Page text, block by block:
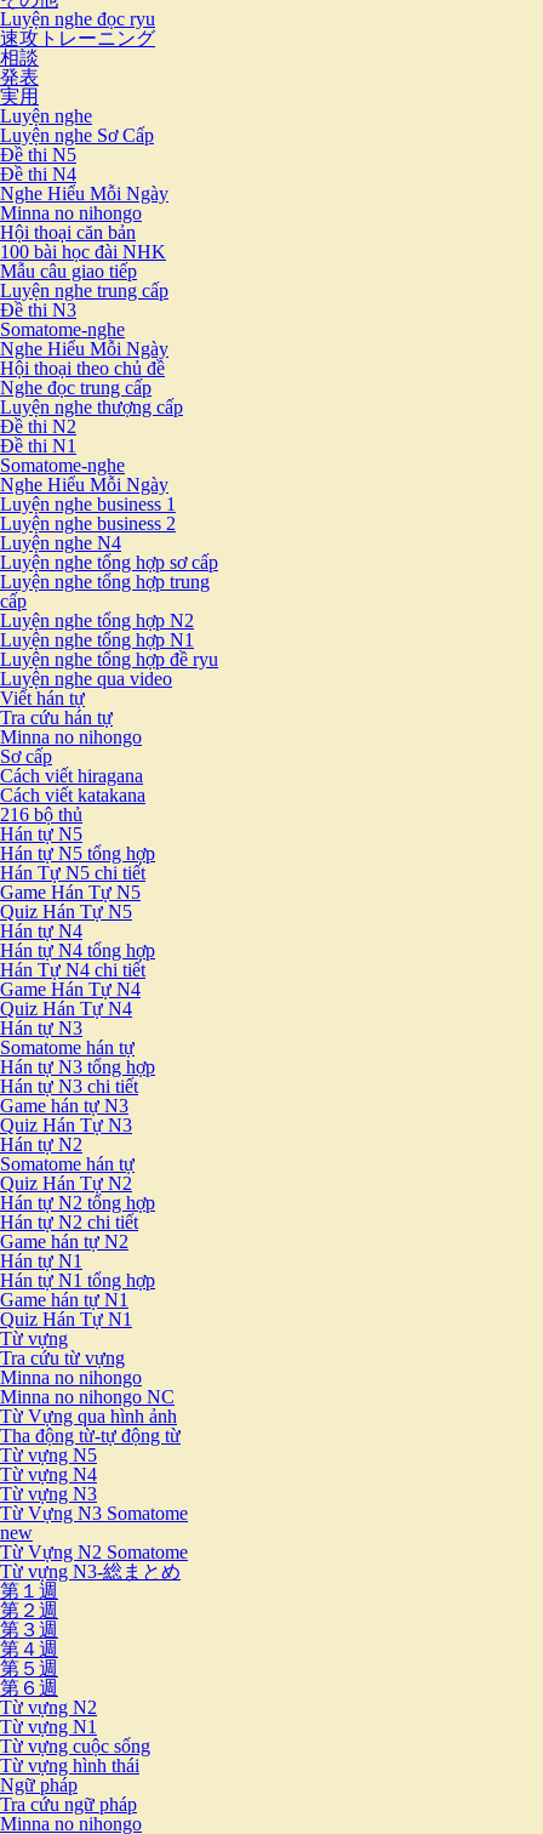
Luyện nghe đọc ryu
速攻トレーニング
相談
発表
実用
Luyện nghe
Luyện nghe Sơ Cấp
Đề thi N5
Đề thi N4
Nghe Hiểu Mỗi Ngày
Minna no nihongo
Hội thoại căn bản
100 bài học đài NHK
Mẫu câu giao tiếp
Luyện nghe trung cấp
Đề thi N3
Somatome-nghe
Nghe Hiểu Mỗi Ngày
Hội thoại theo chủ đề
Nghe đọc trung cấp
Luyện nghe thượng cấp
Đề thi N2
Đề thi N1
Somatome-nghe
Nghe Hiểu Mỗi Ngày
Luyện nghe business 1
Luyện nghe business 2
Luyện nghe N4
Luyện nghe tổng hợp sơ cấp
Luyện nghe tổng hợp trung
cấp
Luyện nghe tổng hợp N2
Luyện nghe tổng hợp N1
Luyện nghe tổng hợp đề ryu
Luyện nghe qua video
Viết hán tự
Tra cứu hán tự
Minna no nihongo
Sơ cấp
Cách viết hiragana
Cách viết katakana
216 bộ thủ
Hán tự N5
Hán tự N5 tổng hợp
Hán Tự N5 chi tiết
Game Hán Tự N5
Quiz Hán Tự N5
Hán tự N4
Hán tự N4 tổng hợp
Hán Tự N4 chi tiết
Game Hán Tự N4
Quiz Hán Tự N4
Hán tự N3
Somatome hán tự
Hán tự N3 tổng hợp
Hán tự N3 chi tiết
Game hán tự N3
Quiz Hán Tự N3
Hán tự N2
Somatome hán tự
Quiz Hán Tự N2
Hán tự N2 tổng hợp
Hán tự N2 chi tiết
Game hán tự N2
Hán tự N1
Hán tự N1 tổng hợp
Game hán tự N1
Quiz Hán Tự N1
Từ vựng
Tra cứu từ vựng
Minna no nihongo
Minna no nihongo NC
Từ Vựng qua hình ảnh
Tha động từ-tự động từ
Từ vựng N5
Từ vựng N4
Từ vựng N3
Từ Vựng N3 Somatome
new
Từ Vựng N2 Somatome
Từ vựng N3-総まとめ
第１週
第２週
第３週
第４週
第５週
第６週
Từ vựng N2
Từ vựng N1
Từ vựng cuộc sống
Từ vựng hình thái
Ngữ pháp
Tra cứu ngữ pháp
Minna no nihongo